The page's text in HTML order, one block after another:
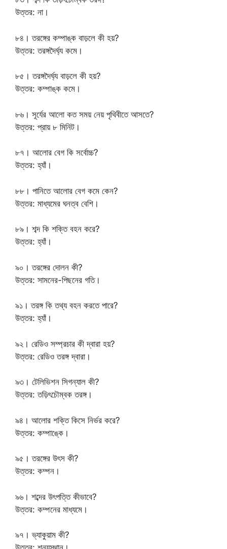
উত্তর: না।
৮৪। তরঙ্গের কম্পাঙ্ক বাড়লে কী হয়?
উত্তর: তরঙ্গদৈর্ঘ্য কমে।
৮৫। তরঙ্গদৈর্ঘ্য বাড়লে কী হয়?
উত্তর: কম্পাঙ্ক কমে।
৮৬। সূর্যের আলো কত সময় নেয় পৃথিবীতে আসতে?
উত্তর: প্রায় ৮ মিনিট।
৮৭। আলোর বেগ কি সর্বোচ্চ?
উত্তর: হ্যাঁ।
৮৮। পানিতে আলোর বেগ কমে কেন?
উত্তর: মাধ্যমের ঘনত্ব বেশি।
৮৯। শব্দ কি শক্তি বহন করে?
উত্তর: হ্যাঁ।
৯০। তরঙ্গের দোলন কী?
উত্তর: সামনের-পিছনের গতি।
৯১। তরঙ্গ কি তথ্য বহন করতে পারে?
উত্তর: হ্যাঁ।
৯২। রেডিও সম্প্রচার কী দ্বারা হয়?
উত্তর: রেডিও তরঙ্গ দ্বারা।
৯৩। টেলিভিশন সিগন্যাল কী?
উত্তর: তড়িৎচৌম্বক তরঙ্গ।
৯৪। আলোর শক্তি কিসে নির্ভর করে?
উত্তর: কম্পাঙ্কে।
৯৫। তরঙ্গের উৎস কী?
উত্তর: কম্পন।
৯৬। শব্দের উৎপত্তি কীভাবে?
উত্তর: কম্পনের মাধ্যমে।
৯৭। ভ্যাকুয়াম কী?